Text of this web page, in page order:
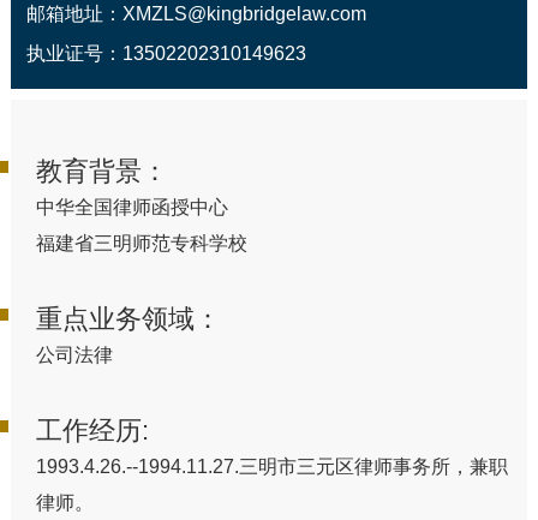
邮箱地址：XMZLS@kingbridgelaw.com
执业证号：13502202310149623
教育背景：
中华全国律师函授中心
福建省三明师范专科学校
重点业务领域：
公司法律
工作经历:
1993.4.26.--1994.11.27.三明市三元区律师事务所，兼职
律师。